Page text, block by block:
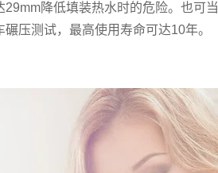
29mm降低填装热水时的危险。也可当
压测试，最高使用寿命可达10年。